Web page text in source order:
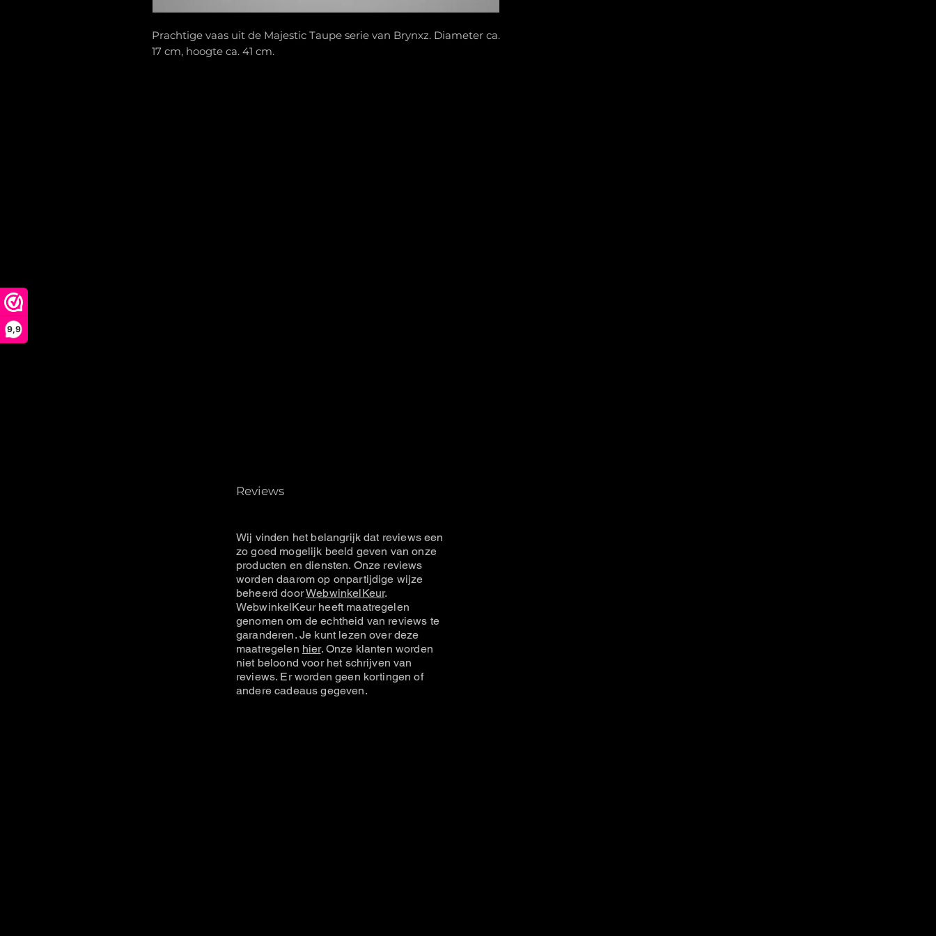
9,9
Prachtige vaas uit de Majestic Taupe serie van Brynxz. Diameter ca.
17 cm, hoogte ca. 41 cm.
Reviews
Wij vinden het belangrijk dat reviews een
zo goed mogelijk beeld geven van onze
producten en diensten. Onze reviews
worden daarom op onpartijdige wijze
beheerd doorWebwinkelKeur.
WebwinkelKeur heeft maatregelen
genomen om de echtheid van reviews te
garanderen. Je kunt lezen over deze
maatregelen hier. Onze klanten worden
niet beloond voor het schrijven van
reviews. Er worden geen kortingen of
andere cadeaus gegeven.